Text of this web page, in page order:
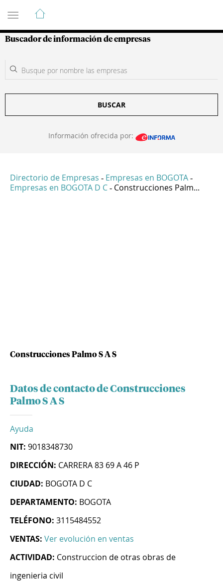
Guía de Empresas Colombianas
Buscador de información de empresas
BUSCAR
Información ofrecida por:
Directorio de Empresas - Empresas en BOGOTA -
Empresas en BOGOTA D C - Construcciones Palm...
Construcciones Palmo S A S
Datos de contacto de Construcciones
Palmo S A S
Ayuda
NIT: 9018348730
DIRECCIÓN: CARRERA 83 69 A 46 P
CIUDAD: BOGOTA D C
DEPARTAMENTO: BOGOTA
TELÉFONO: 3115484552
VENTAS: Ver evolución en ventas
ACTIVIDAD: Construccion de otras obras de
ingenieria civil